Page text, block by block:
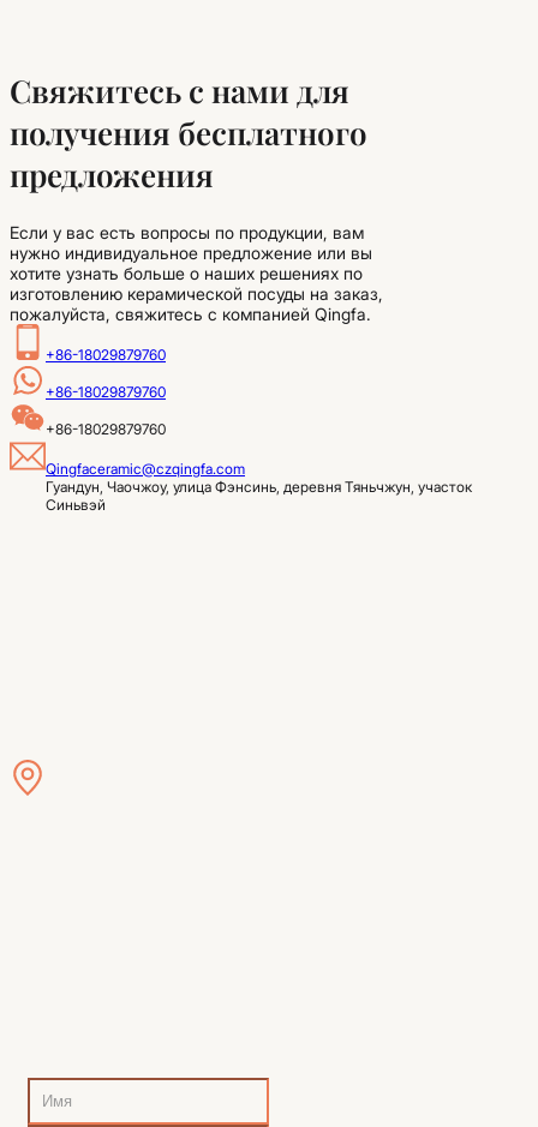
Свяжитесь с нами для
получения бесплатного
предложения
Если у вас есть вопросы по продукции, вам
нужно индивидуальное предложение или вы
хотите узнать больше о наших решениях по
изготовлению керамической посуды на заказ,
пожалуйста, свяжитесь с компанией Qingfa.
+86-18029879760
+86-18029879760
+86-18029879760
Qingfaceramic@czqingfa.com
Гуандун, Чаочжоу, улица Фэнсинь, деревня Тяньчжун, участок
Синьвэй